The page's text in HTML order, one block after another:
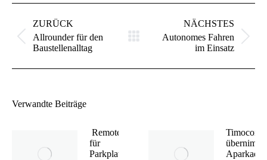
ZURÜCK
Vorheriger
Beitrag:
Allrounder für den
Baustellenalltag
NÄCHSTES
Nächster
Autonomes Fahren
im Einsatz
Verwandte Beiträge
Remote App
für
Parkplatzsuche
Timocom
übernimmt
Aparkado